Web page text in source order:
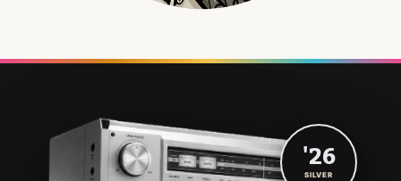
'26
SILVER